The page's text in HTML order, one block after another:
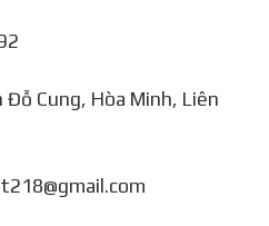
Cung, Hòa Minh, Liên